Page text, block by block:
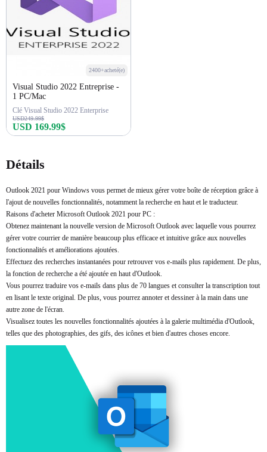
2400+acheté(e)
Visual Studio 2022 Entreprise -
1 PC/Mac
Clé Visual Studio 2022 Enterprise
USD249.99$
USD 169.99$
Détails
Outlook 2021 pour Windows vous permet de mieux gérer votre boîte de réception grâce à
l'ajout de nouvelles fonctionnalités, notamment la recherche en haut et le traducteur.
Raisons d'acheter Microsoft Outlook 2021 pour PC :
Obtenez maintenant la nouvelle version de Microsoft Outlook avec laquelle vous pourrez
gérer votre courrier de manière beaucoup plus efficace et intuitive grâce aux nouvelles
fonctionnalités et améliorations ajoutées.
Effectuez des recherches instantanées pour retrouver vos e-mails plus rapidement. De plus,
la fonction de recherche a été ajoutée en haut d'Outlook.
Vous pourrez traduire vos e-mails dans plus de 70 langues et consulter la transcription tout
en lisant le texte original. De plus, vous pourrez annoter et dessiner à la main dans une
autre zone de l'écran.
Visualisez toutes les nouvelles fonctionnalités ajoutées à la galerie multimédia d'Outlook,
telles que des photographies, des gifs, des icônes et bien d'autres choses encore.